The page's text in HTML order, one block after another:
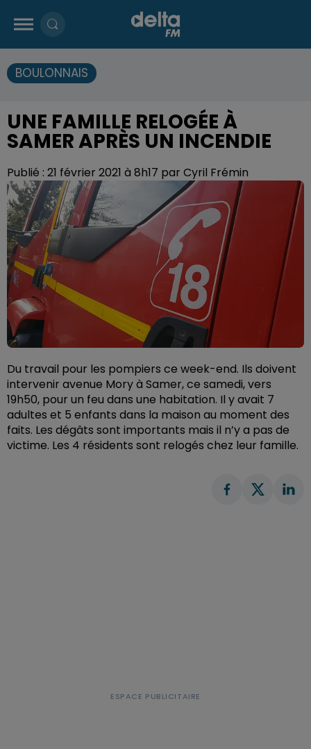
BOULONNAIS
UNE FAMILLE RELOGÉE À
SAMER APRÈS UN INCENDIE
Publié : 21 février 2021 à 8h17 par Cyril Frémin
Du travail pour les pompiers ce week-end. Ils doivent
intervenir avenue Mory à Samer, ce samedi, vers
19h50, pour un feu dans une habitation. Il y avait 7
adultes et 5 enfants dans la maison au moment des
faits. Les dégâts sont importants mais il n’y a pas de
victime. Les 4 résidents sont relogés chez leur famille.